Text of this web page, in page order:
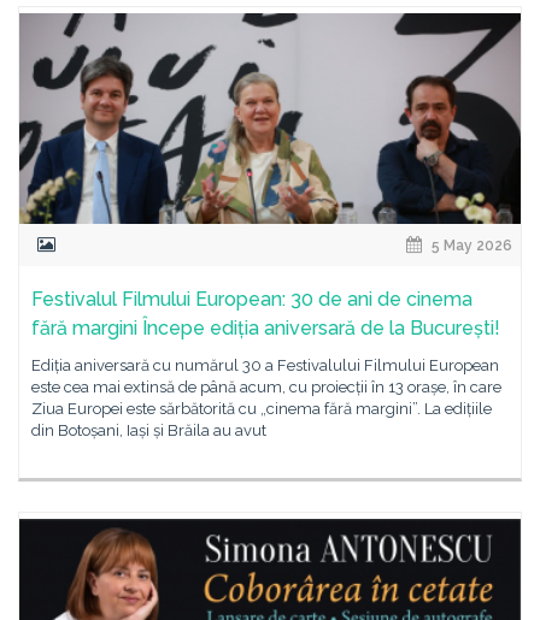
5 May 2026
Festivalul Filmului European: 30 de ani de cinema
fără margini Începe ediția aniversară de la București!
Ediția aniversară cu numărul 30 a Festivalului Filmului European
este cea mai extinsă de până acum, cu proiecții în 13 orașe, în care
Ziua Europei este sărbătorită cu „cinema fără margini”. La edițiile
din Botoșani, Iași și Brăila au avut